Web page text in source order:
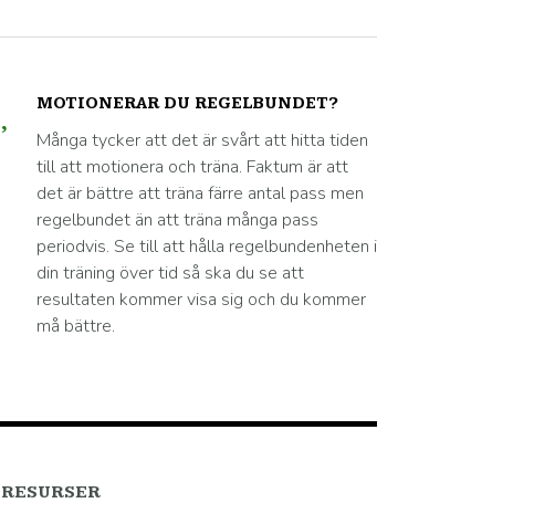
MOTIONERAR DU REGELBUNDET?
Många tycker att det är svårt att hitta tiden
till att motionera och träna. Faktum är att
det är bättre att träna färre antal pass men
regelbundet än att träna många pass
periodvis. Se till att hålla regelbundenheten i
din träning över tid så ska du se att
resultaten kommer visa sig och du kommer
må bättre.
RESURSER